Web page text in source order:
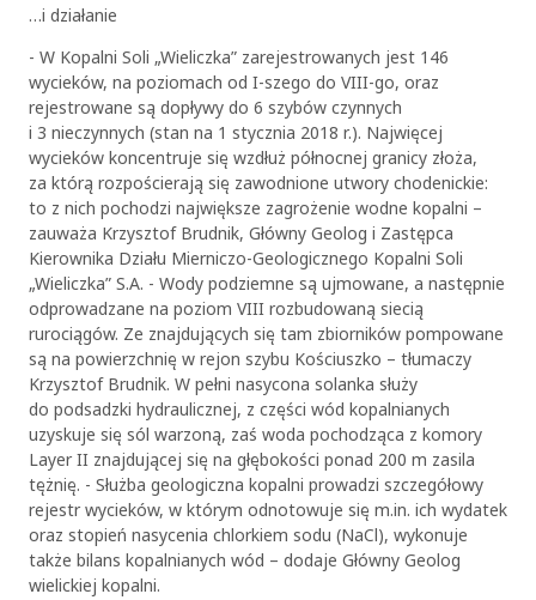
…i działanie
- W Kopalni Soli „Wieliczka” zarejestrowanych jest 146
wycieków, na poziomach od I-szego do VIII-go, oraz
rejestrowane są dopływy do 6 szybów czynnych
i 3 nieczynnych (stan na 1 stycznia 2018 r.). Najwięcej
wycieków koncentruje się wzdłuż północnej granicy złoża,
za którą rozpościerają się zawodnione utwory chodenickie:
to z nich pochodzi największe zagrożenie wodne kopalni –
zauważa Krzysztof Brudnik, Główny Geolog i Zastępca
Kierownika Działu Mierniczo-Geologicznego Kopalni Soli
„Wieliczka” S.A. - Wody podziemne są ujmowane, a następnie
odprowadzane na poziom VIII rozbudowaną siecią
rurociągów. Ze znajdujących się tam zbiorników pompowane
są na powierzchnię w rejon szybu Kościuszko – tłumaczy
Krzysztof Brudnik. W pełni nasycona solanka służy
do podsadzki hydraulicznej, z części wód kopalnianych
uzyskuje się sól warzoną, zaś woda pochodząca z komory
Layer II znajdującej się na głębokości ponad 200 m zasila
tężnię. - Służba geologiczna kopalni prowadzi szczegółowy
rejestr wycieków, w którym odnotowuje się m.in. ich wydatek
oraz stopień nasycenia chlorkiem sodu (NaCl), wykonuje
także bilans kopalnianych wód – dodaje Główny Geolog
wielickiej kopalni.